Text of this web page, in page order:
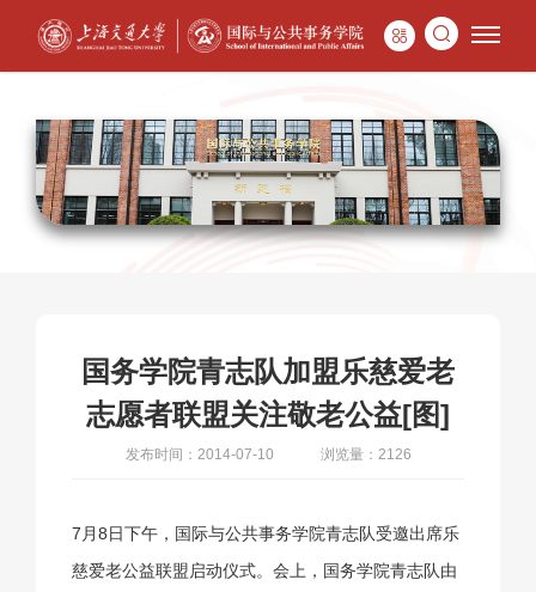
国务学院青志队加盟乐慈爱老
志愿者联盟关注敬老公益[图]
发布时间：2014-07-10 浏览量：2126
7月8日下午，国际与公共事务学院青志队受邀出席乐
慈爱老公益联盟启动仪式。会上，国务学院青志队由